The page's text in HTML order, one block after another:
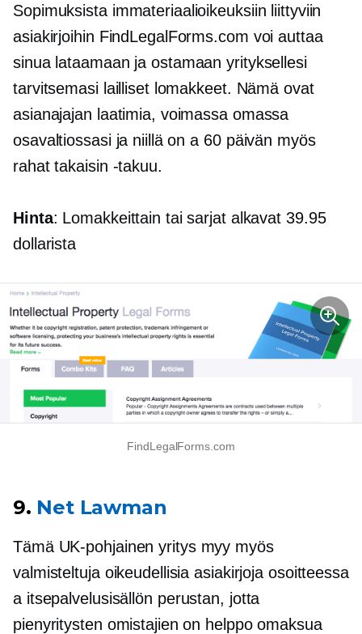
Sopimuksista immateriaalioikeuksiin liittyviin
asiakirjoihin FindLegalForms.com voi auttaa
sinua lataamaan ja ostamaan yrityksellesi
tarvitsemasi lailliset lomakkeet. Nämä ovat
asianajajan laatimia, voimassa omassa
osavaltiossasi ja niillä on a 60 päivän myös
rahat takaisin -takuu.
Hinta: Lomakkeittain tai sarjat alkavat 39.95
dollarista
FindLegalForms.com
9. Net Lawman
Tämä UK-pohjainen yritys myy myös
valmisteltuja oikeudellisia asiakirjoja osoitteessa
a itsepalvelusisällön perustan, jotta
pienyritysten omistajien on helppo omaksua